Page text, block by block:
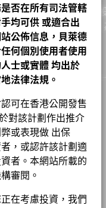
否在所有司法管轄
均可供 或適合出
公佈信息，貝萊德
何個別使用者使用
士或實體 均出於
法律法規。
可在香港公開發售
對該計劃作出推介
或表現做 出保
，或認許該計劃適
者。本網站所載的
審閱。
在考慮投資，我們
Range: 0 to 12.
每日
BMW70L3
2022年3月15日
多元資產
5.00%
LU2368536327
0.00%
19.66
2.36
6.50
6.19
5.42
3.55
所示持倉僅供說明用
節、持倉和特色均截至
0.11
2026年8月7日
0.11
2026年8月7日
0.09
2026年8月7日
0.12
2026年8月7日
0.11 2026年8月7日
出於為我們的客戶尋求
投資組合的重大風險和
理（ESG）數據或資
合聲明》，以了解有關
料概要
均衡基⾦產品資料
信託人，貝萊德致力為
憑藉領先的金融科技，
成其重要投資目標。